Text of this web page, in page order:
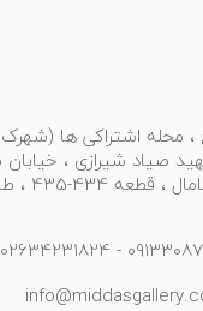
، محله اشتراکی ها
صیاد شیرازی ، خیابان
مجتمع